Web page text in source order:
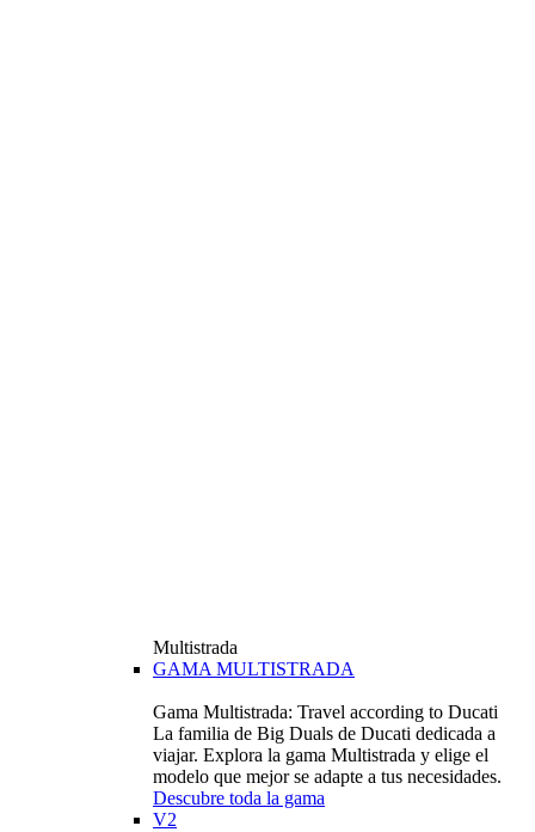
Multistrada
GAMA MULTISTRADA
Gama Multistrada: Travel according to Ducati
La familia de Big Duals de Ducati dedicada a
viajar. Explora la gama Multistrada y elige el
modelo que mejor se adapte a tus necesidades.
Descubre toda la gama
V2